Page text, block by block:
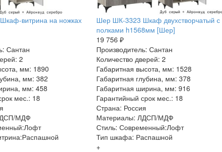
витрина на ножках
Сантан
2
мм: 1890
мм: 382
мм: 458
мес.: 18
МДФ
Шер ШК-3323 Шкаф двухстворчатый с
полками h1568мм [Шер]
19 756 ₽
Производитель: Сантан
Количество дверей: 2
Габаритная высота, мм: 1528
Габаритная глубина, мм: 378
Габаритная ширина, мм: 916
Гарантийный срок мес.: 18
Страна: Россия
Материалы: ЛДСП/МДФ
Стиль: Современный:Лофт
Тип шкафа: Распашной
+